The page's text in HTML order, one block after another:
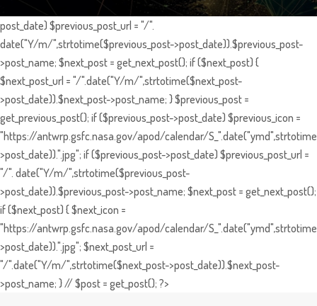
post_date) $previous_post_url = "/".
date("Y/m/",strtotime($previous_post->post_date)).$previous_post-
>post_name; $next_post = get_next_post(); if ($next_post) {
$next_post_url = "/".date("Y/m/",strtotime($next_post-
>post_date)).$next_post->post_name; } $previous_post =
get_previous_post(); if ($previous_post->post_date) $previous_icon =
"https://antwrp.gsfc.nasa.gov/apod/calendar/
>post_date)).".jpg"; if ($previous_post->post_date) $previous_post_url =
"/". date("Y/m/",strtotime($previous_post-
>post_date)).$previous_post->post_name; $next_post = get_next_post();
if ($next_post) { $next_icon =
"https://antwrp.gsfc.nasa.gov/apod/calendar/
>post_date)).".jpg"; $next_post_url =
"/".date("Y/m/",strtotime($next_post->post_date)).$next_post-
>post_name; } // $post = get_post(); ?>